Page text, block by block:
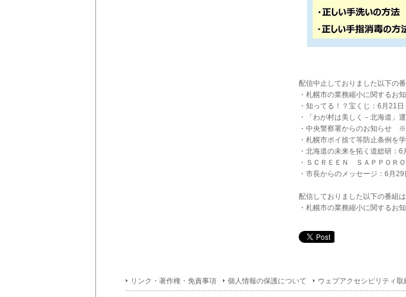
配信中止しておりました以下の
・札幌市の業務縮小に関するお
・知ってる！？宝くじ：6月21日
・「わが村は美しく－北海道」
・中央警察署からのお知らせ
・札幌市ポイ捨て等防止条例を
・北海道の未来を拓く道総研：6
・ＳＣＲＥＥＮ ＳＡＰＰＯＲ
・市長からのメッセージ：6月29
配信しておりました以下の番組
・札幌市の業務縮小に関するお
リンク・著作権・免責事項 個人情報の保護について ウェブアクセシビリティ